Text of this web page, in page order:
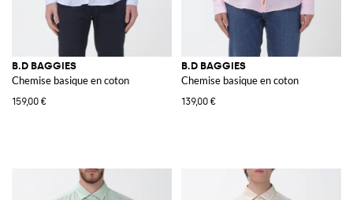
B.D BAGGIES
Chemise basique en coton
159,00 €
B.D BAGGIES
Chemise basique en coton
139,00 €